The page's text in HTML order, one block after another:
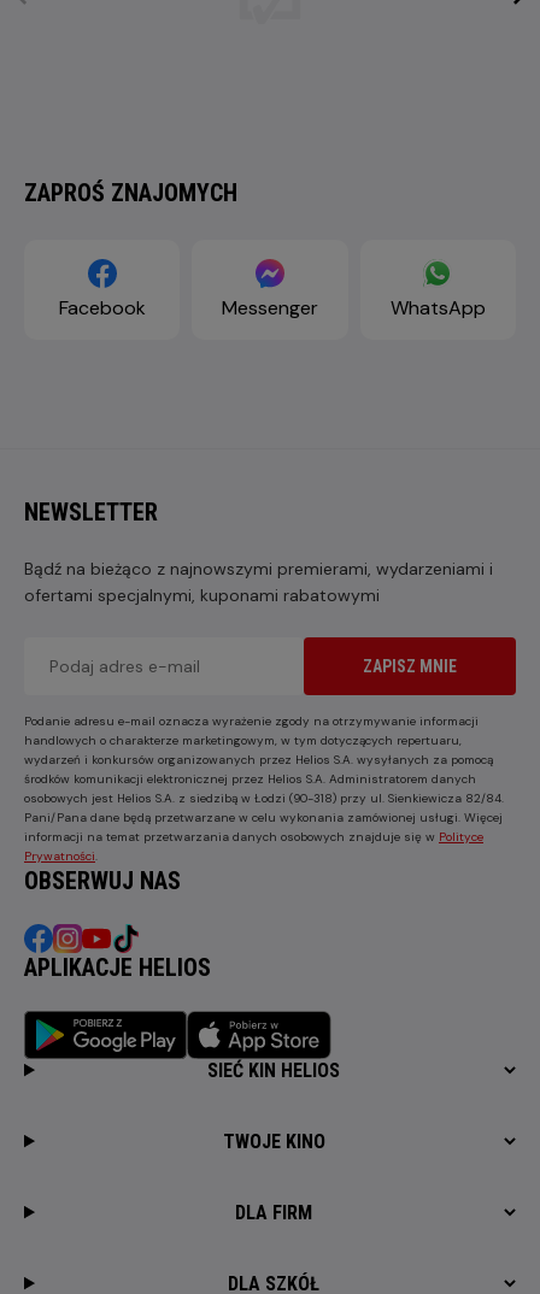
ZAPROŚ ZNAJOMYCH
Facebook Messenger WhatsApp
NEWSLETTER
Bądź na bieżąco z najnowszymi premierami, wydarzeniami i
ofertami specjalnymi, kuponami rabatowymi
ZAPISZ MNIE
Podanie adresu e-mail oznacza wyrażenie zgody na otrzymywanie informacji
handlowych o charakterze marketingowym, w tym dotyczących repertuaru,
wydarzeń i konkursów organizowanych przez Helios S.A. wysyłanych za pomocą
środków komunikacji elektronicznej przez Helios S.A. Administratorem danych
osobowych jest Helios S.A. z siedzibą w Łodzi (90-318) przy ul. Sienkiewicza 82/84.
Pani/Pana dane będą przetwarzane w celu wykonania zamówionej usługi. Więcej
informacji na temat przetwarzania danych osobowych znajduje się w Polityce
Prywatności
OBSERWUJ NAS
APLIKACJE HELIOS
SIEĆ KIN HELIOS
TWOJE KINO
DLA FIRM
DLA SZKÓŁ